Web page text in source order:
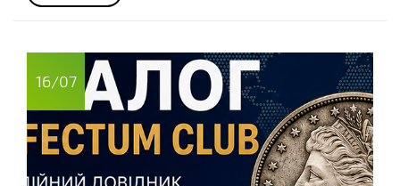
16/07